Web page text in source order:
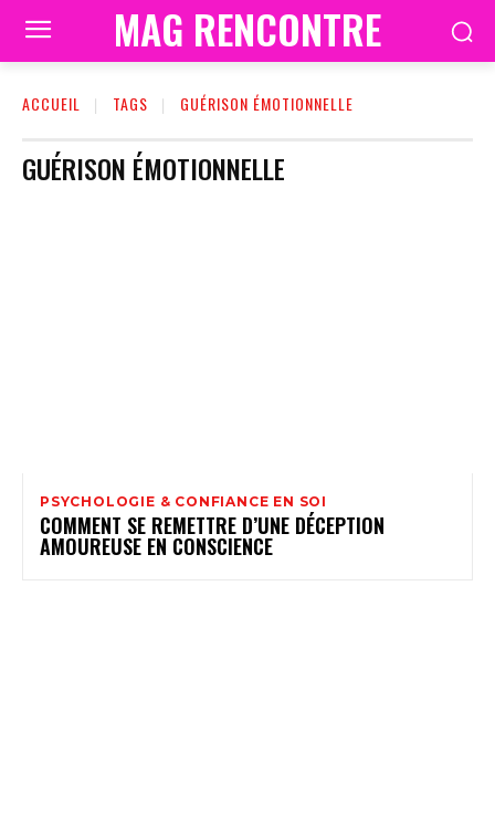
MAG RENCONTRE
ACCUEIL TAGS GUÉRISON ÉMOTIONNELLE
GUÉRISON ÉMOTIONNELLE
PSYCHOLOGIE & CONFIANCE EN SOI
COMMENT SE REMETTRE D’UNE DÉCEPTION
AMOUREUSE EN CONSCIENCE